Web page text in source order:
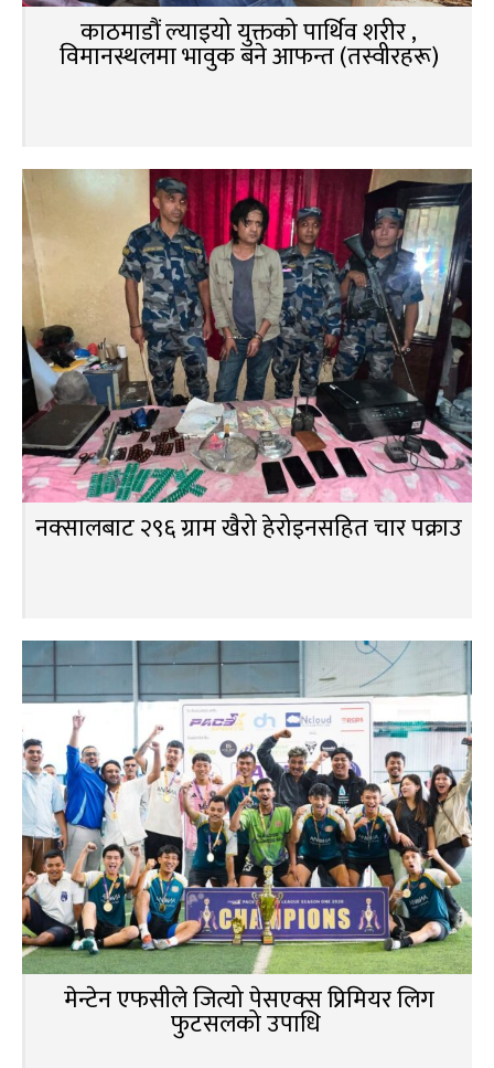
काठमाडौं ल्याइयो युक्तको पार्थिव शरीर ,
विमानस्थलमा भावुक बने आफन्त (तस्वीरहरू)
नक्सालबाट २९६ ग्राम खैरो हेरोइनसहित चार पक्राउ
मेन्टेन एफसीले जित्यो पेसएक्स प्रिमियर लिग
फुटसलको उपाधि